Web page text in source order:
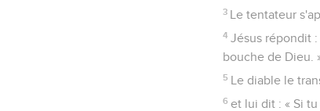
3 Le tentateur
4 Jésus répondit
bouche de Dieu.
5 Le diable le
6 et lui dit : « Si